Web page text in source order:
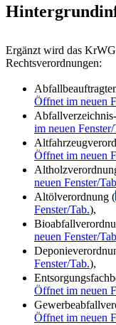
Ergänzt wird das
Rechtsverordnungen:
Öffnet im neuen
im neuen Fenster/
Öffnet im neuen
neuen Fenster/
Altölverordnung (
Fenster/Tab.),
neuen Fenster/
Fenster/Tab.),
Öffnet im neuen
Öffnet im neuen